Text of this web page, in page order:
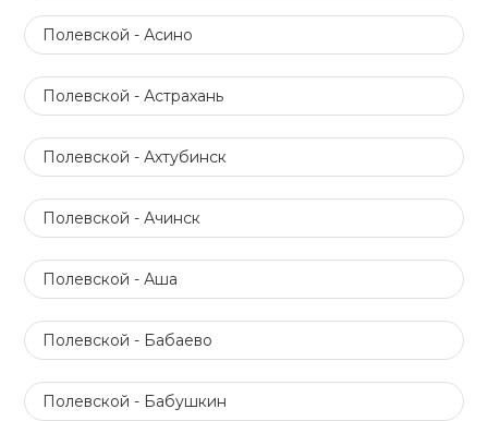
Полевской - Асино
Полевской - Астрахань
Полевской - Ахтубинск
Полевской - Ачинск
Полевской - Аша
Полевской - Бабаево
Полевской - Бабушкин